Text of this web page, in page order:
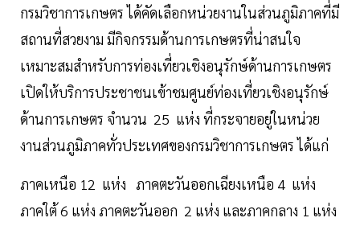
กรมวิชาการเกษตร ได้คัดเลือกหน่วยงานในส่วนภูมิภาคที่มี
สถานที่สวยงาม มีกิจกรรมด้านการเกษตรที่น่าสนใจ
เหมาะสมสำหรับการท่องเที่ยวเชิงอนุรักษ์ด้านการเกษตร
เปิดให้บริการประชาชนเข้าชมศูนย์ท่องเที่ยวเชิงอนุรักษ์
ด้านการเกษตร จำนวน 25 แห่ง ที่กระจายอยู่ในหน่วย
งานส่วนภูมิภาคทั่วประเทศของกรมวิชาการเกษตร ได้แก่
ภาคเหนือ 12 แห่ง ภาคตะวันออกเฉียงเหนือ 4 แห่ง
ภาคใต้ 6 แห่ง ภาคตะวันออก 2 แห่ง และภาคกลาง 1 แห่ง